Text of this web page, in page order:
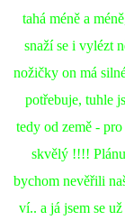
tahá méně a
snaží se i vylézt
nožičky on má
potřebuje, tuhle
tedy od země -
skvělý !!!!
bychom nevěřili
ví.. a já jsem se